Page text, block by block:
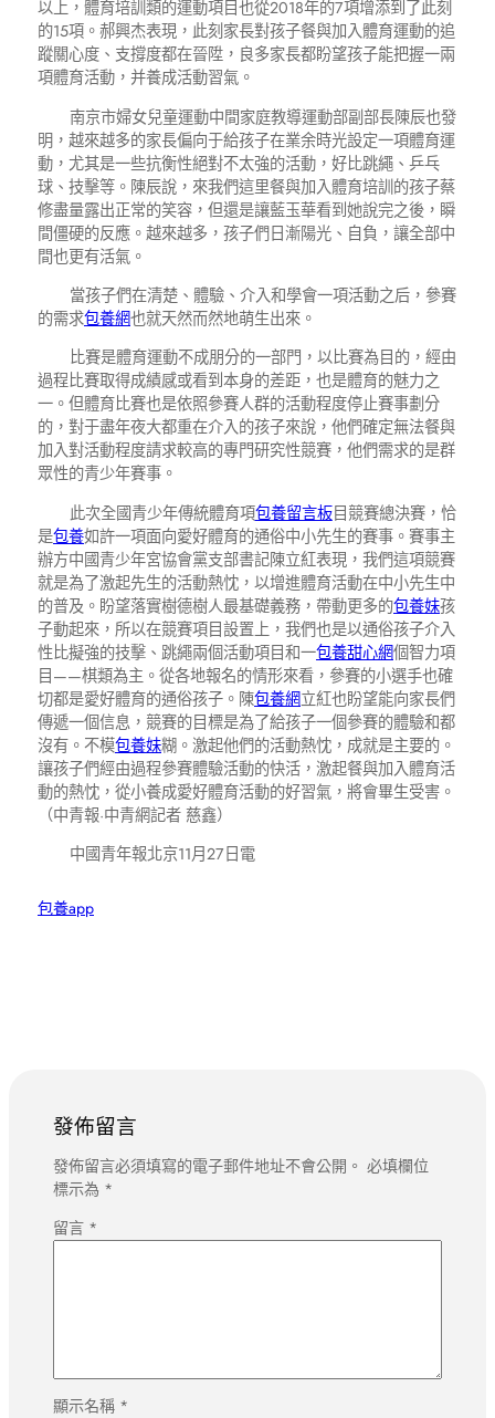
以上，體育培訓類的運動項目也從2018年的7項增添到了此刻
的15項。郝興杰表現，此刻家長對孩子餐與加入體育運動的追
蹤關心度、支撐度都在晉陞，良多家長都盼望孩子能把握一兩
項體育活動，并養成活動習氣。
南京市婦女兒童運動中間家庭教導運動部副部長陳辰也發
明，越來越多的家長偏向于給孩子在業余時光設定一項體育運
動，尤其是一些抗衡性絕對不太強的活動，好比跳繩、乒乓
球、技擊等。陳辰說，來我們這里餐與加入體育培訓的孩子蔡
修盡量露出正常的笑容，但還是讓藍玉華看到她說完之後，瞬
間僵硬的反應。越來越多，孩子們日漸陽光、自負，讓全部中
間也更有活氣。
當孩子們在清楚、體驗、介入和學會一項活動之后，參賽
的需求包養網也就天然而然地萌生出來。
比賽是體育運動不成朋分的一部門，以比賽為目的，經由
過程比賽取得成績感或看到本身的差距，也是體育的魅力之
一。但體育比賽也是依照參賽人群的活動程度停止賽事劃分
的，對于盡年夜大都重在介入的孩子來說，他們確定無法餐與
加入對活動程度請求較高的專門研究性競賽，他們需求的是群
眾性的青少年賽事。
此次全國青少年傳統體育項包養留言板目競賽總決賽，恰
是包養如許一項面向愛好體育的通俗中小先生的賽事。賽事主
辦方中國青少年宮協會黨支部書記陳立紅表現，我們這項競賽
就是為了激起先生的活動熱忱，以增進體育活動在中小先生中
的普及。盼望落實樹德樹人最基礎義務，帶動更多的包養妹孩
子動起來，所以在競賽項目設置上，我們也是以通俗孩子介入
性比擬強的技擊、跳繩兩個活動項目和一包養甜心網個智力項
目——棋類為主。從各地報名的情形來看，參賽的小選手也確
切都是愛好體育的通俗孩子。陳包養網立紅也盼望能向家長們
傳遞一個信息，競賽的目標是為了給孩子一個參賽的體驗和都
沒有。不模包養妹糊。激起他們的活動熱忱，成就是主要的。
讓孩子們經由過程參賽體驗活動的快活，激起餐與加入體育活
動的熱忱，從小養成愛好體育活動的好習氣，將會畢生受害。
（中青報·中青網記者 慈鑫）
中國青年報北京11月27日電
包養app
發佈留言
發佈留言必須填寫的電子郵件地址不會公開。 必填欄位
標示為 *
留言 *
顯示名稱 *